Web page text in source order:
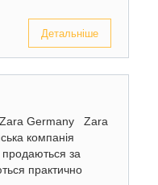
Детальніше
Zara Germany Zara
компанія
продаються за
практично